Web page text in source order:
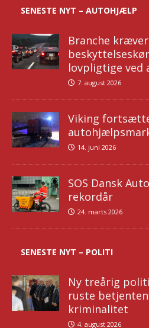
SENESTE NYT – AUTOHJÆLP
Branche
lovpligtige ved
7. august 2026
Viking
14. juni 2026
SOS Dansk
rekordår
24. marts 2026
SENESTE NYT – POLITI
Ny treårig
ruste
kriminalitet
4. august 2026